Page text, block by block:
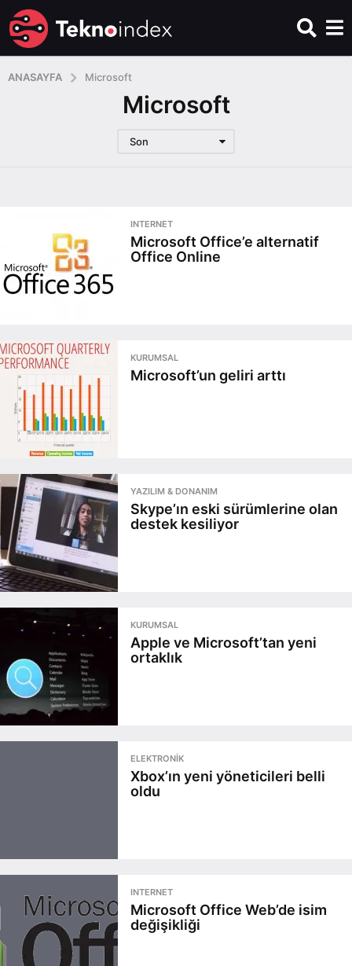
ANASAYFA Microsoft
Microsoft
Son
INTERNET
Microsoft Office’e alternatif
Office Online
KURUMSAL
Microsoft’un geliri arttı
YAZILIM & DONANIM
Skype’ın eski sürümlerine olan
destek kesiliyor
KURUMSAL
Apple ve Microsoft’tan yeni
ortaklık
ELEKTRONIK
Xbox’ın yeni yöneticileri belli
oldu
INTERNET
Microsoft Office Web’de isim
değişikliği